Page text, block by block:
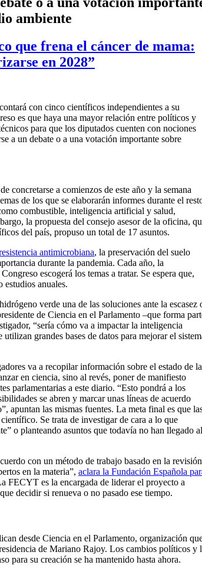
ambiente
que frena el cáncer de mama:
en 2028”
con cinco científicos independientes a su
es que haya una mayor relación entre políticos y
para que los diputados cuenten con nociones
a un debate o a una votación importante sobre
concretarse a comienzos de este año y la semana
de los que se elaborarán informes durante el
combustible, inteligencia artificial y salud,
la propuesta del consejo asesor de la oficina,
del país, propuso un total de 17 asuntos.
antimicrobiana, la preservación del suelo
durante la pandemia. Cada año, la
escogerá los temas a tratar. Se espera que,
estudios anuales.
verde una de las soluciones ante la escasez
de Ciencia en el Parlamento –que forma
“sería cómo va a impactar la inteligencia
grandes bases de datos para mejorar el
va a recopilar información sobre el estado de la
en ciencia, sino al revés, poner de manifiesto
parlamentarias a este diario. “Esto pondrá a los
se abren y marcar unas líneas de acuerdo
apuntan las mismas fuentes. La meta final es que
Se trata de investigar de cara a lo que
o planteando asuntos que todavía no han llegado al
con un método de trabajo basado en la revisión
en la materia”, aclara la Fundación Española
FECYT es la encargada de liderar el proyecto a
decidir si renueva o no pasado ese tiempo.
desde Ciencia en el Parlamento, organización
de Mariano Rajoy. Los cambios políticos y
para su creación se ha mantenido hasta ahora.